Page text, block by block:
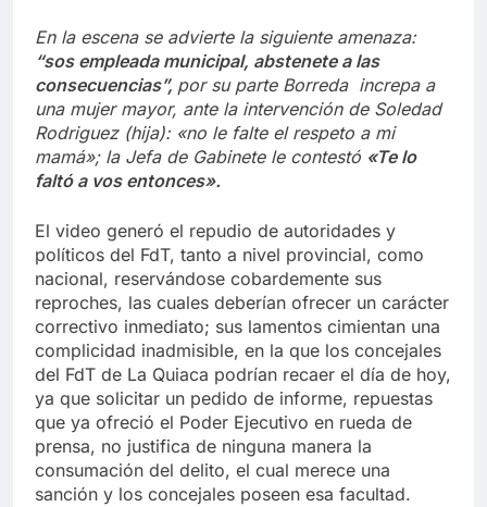
En la escena se advierte la siguiente amenaza:
“sos empleada municipal, abstenete a las
consecuencias”, por su parte Borreda increpa a
una mujer mayor, ante la intervención de Soledad
Rodriguez (hija): «no le falte el respeto a mi
mamá»; la Jefa de Gabinete le contestó «Te lo
faltó a vos entonces».
El video generó el repudio de autoridades y
políticos del FdT, tanto a nivel provincial, como
nacional, reservándose cobardemente sus
reproches, las cuales deberían ofrecer un carácter
correctivo inmediato; sus lamentos cimientan una
complicidad inadmisible, en la que los concejales
del FdT de La Quiaca podrían recaer el día de hoy,
ya que solicitar un pedido de informe, repuestas
que ya ofreció el Poder Ejecutivo en rueda de
prensa, no justifica de ninguna manera la
consumación del delito, el cual merece una
sanción y los concejales poseen esa facultad.